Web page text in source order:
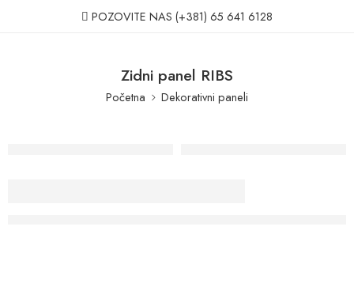
POZOVITE NAS (+381) 65 641 6128
Zidni panel RIBS
Početna Dekorativni paneli